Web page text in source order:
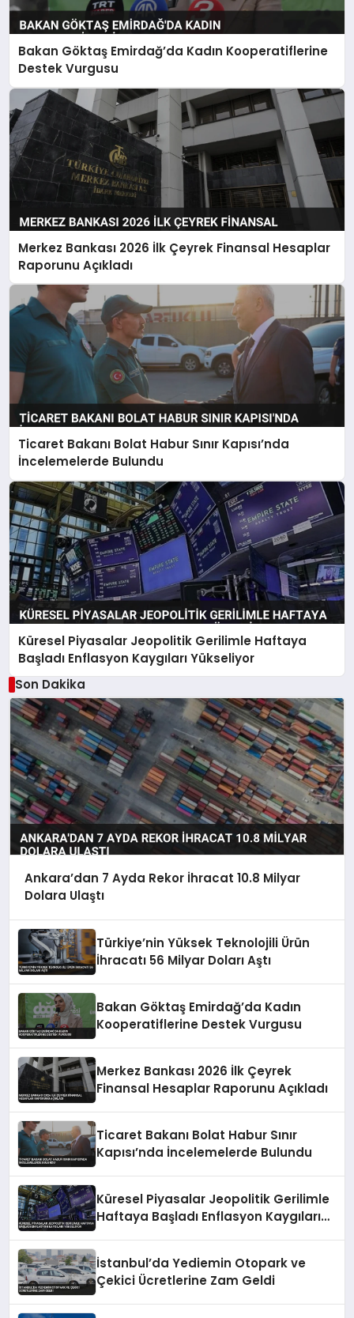
Bakan Göktaş Emirdağ’da Kadın Kooperatiflerine
Destek Vurgusu
Merkez Bankası 2026 İlk Çeyrek Finansal Hesaplar
Raporunu Açıkladı
Ticaret Bakanı Bolat Habur Sınır Kapısı’nda
İncelemelerde Bulundu
Küresel Piyasalar Jeopolitik Gerilimle Haftaya
Başladı Enflasyon Kaygıları Yükseliyor
Son Dakika
Ankara’dan 7 Ayda Rekor İhracat 10.8 Milyar
Dolara Ulaştı
Türkiye’nin Yüksek Teknolojili Ürün
İhracatı 56 Milyar Doları Aştı
Bakan Göktaş Emirdağ’da Kadın
Kooperatiflerine Destek Vurgusu
Merkez Bankası 2026 İlk Çeyrek
Finansal Hesaplar Raporunu Açıkladı
Ticaret Bakanı Bolat Habur Sınır
Kapısı’nda İncelemelerde Bulundu
Küresel Piyasalar Jeopolitik Gerilimle
Haftaya Başladı Enflasyon Kaygıları
İstanbul’da Yediemin Otopark ve
Çekici Ücretlerine Zam Geldi